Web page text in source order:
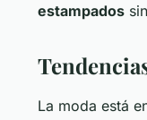
estampados
La moda está